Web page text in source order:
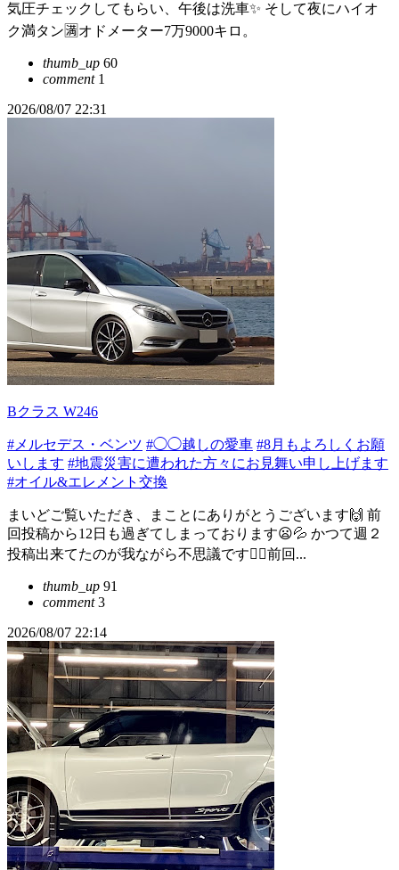
気圧チェックしてもらい、午後は洗車✨ そして夜にハイオ
ク満タン🈵オドメーター7万9000キロ。
thumb_up 60
comment1
2026/08/07 22:31
Bクラス W246
#メルセデス・ベンツ #◯◯越しの愛車 #8月もよろしくお願
いします #地震災害に遭われた方々にお見舞い申し上げます
#オイル&エレメント交換
まいどご覧いただき、まことにありがとうございます🙌 前
回投稿から12日も過ぎてしまっております😦💦 かつて週２
投稿出来てたのが我ながら不思議です😵‍💫前回...
thumb_up 91
comment3
2026/08/07 22:14